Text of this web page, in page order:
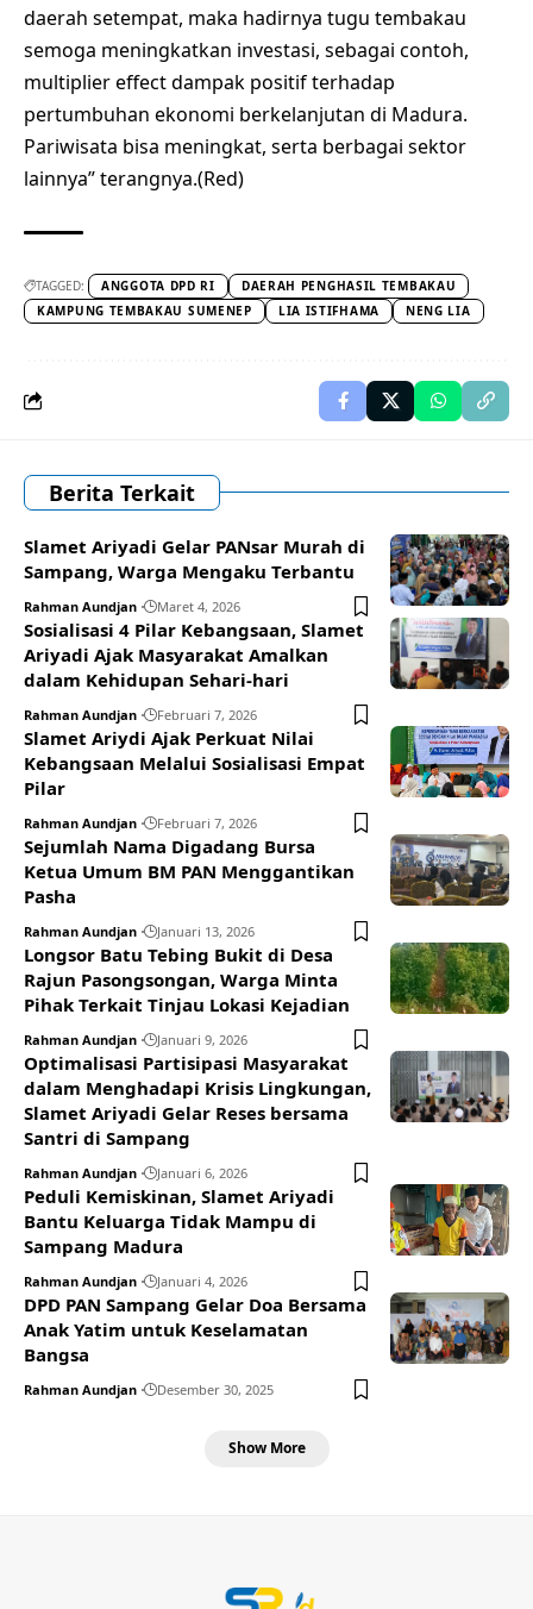
daerah setempat, maka hadirnya tugu tembakau
semoga meningkatkan investasi, sebagai contoh,
multiplier effect dampak positif terhadap
pertumbuhan ekonomi berkelanjutan di Madura.
Pariwisata bisa meningkat, serta berbagai sektor
lainnya” terangnya.(Red)
TAGGED: ANGGOTA DPD RI
DAERAH PENGHASIL TEMBAKAU
KAMPUNG TEMBAKAU SUMENEP
LIA ISTIFHAMA NENG LIA
Berita Terkait
Slamet Ariyadi Gelar PANsar Murah di
Sampang, Warga Mengaku Terbantu
Rahman Aundjan Maret 4, 2026
Sosialisasi 4 Pilar Kebangsaan, Slamet
Ariyadi Ajak Masyarakat Amalkan
dalam Kehidupan Sehari-hari
Rahman Aundjan Februari 7, 2026
Slamet Ariydi Ajak Perkuat Nilai
Kebangsaan Melalui Sosialisasi Empat
Pilar
Rahman Aundjan Februari 7, 2026
Sejumlah Nama Digadang Bursa
Ketua Umum BM PAN Menggantikan
Pasha
Rahman Aundjan Januari 13, 2026
Longsor Batu Tebing Bukit di Desa
Rajun Pasongsongan, Warga Minta
Pihak Terkait Tinjau Lokasi Kejadian
Rahman Aundjan Januari 9, 2026
Optimalisasi Partisipasi Masyarakat
dalam Menghadapi Krisis Lingkungan,
Slamet Ariyadi Gelar Reses bersama
Santri di Sampang
Rahman Aundjan Januari 6, 2026
Peduli Kemiskinan, Slamet Ariyadi
Bantu Keluarga Tidak Mampu di
Sampang Madura
Rahman Aundjan Januari 4, 2026
DPD PAN Sampang Gelar Doa Bersama
Anak Yatim untuk Keselamatan
Bangsa
Rahman Aundjan Desember 30, 2025
Show More